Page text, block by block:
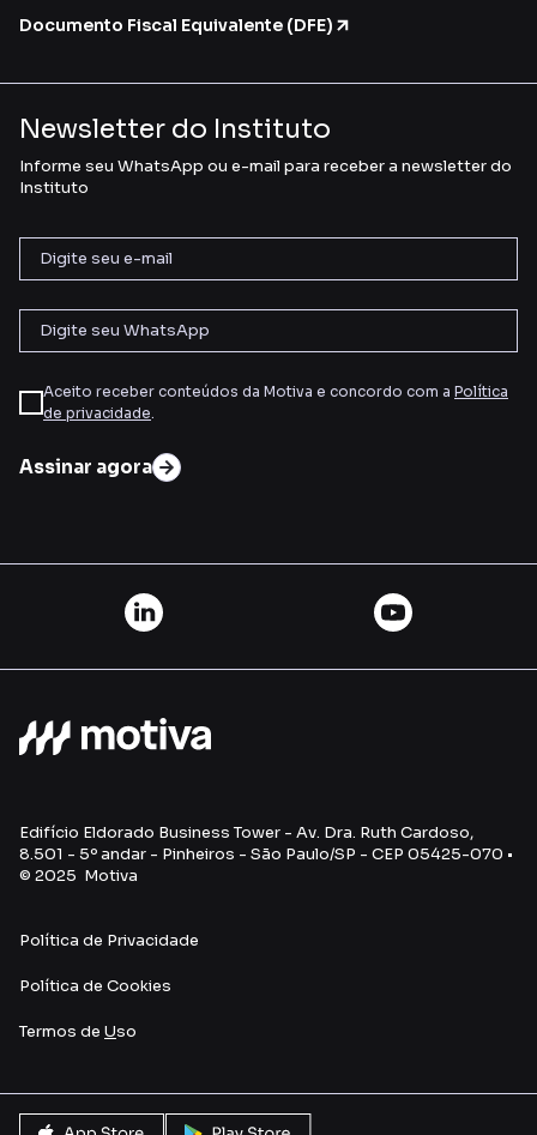
Documento Fiscal Equivalente (DFE)
Newsletter do Instituto
Informe seu WhatsApp ou e-mail para receber a newsletter do
Instituto
Aceito receber conteúdos da Motiva e concordo com a Política
de privacidade.
Assinar agora
Edifício Eldorado Business Tower - Av. Dra. Ruth Cardoso,
8.501 - 5º andar - Pinheiros - São Paulo/SP - CEP 05425-070 •
© 2025 Motiva
Política de Privacidade
Política de Cookies
Termos de Uso